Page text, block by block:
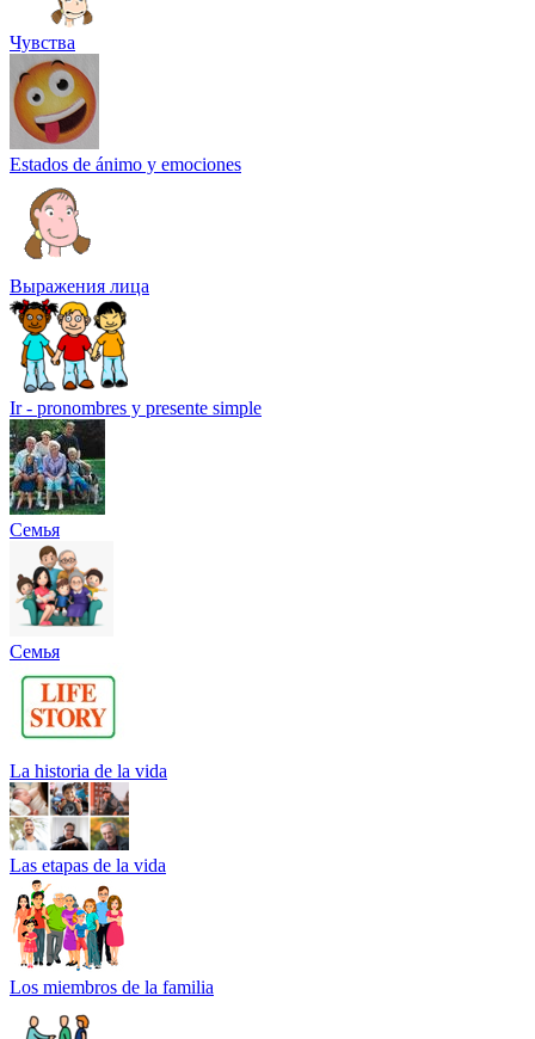
Чувства
Estados de ánimo y emociones
Выражения лица
Ir - pronombres y presente simple
Семья
Семья
La historia de la vida
Las etapas de la vida
Los miembros de la familia